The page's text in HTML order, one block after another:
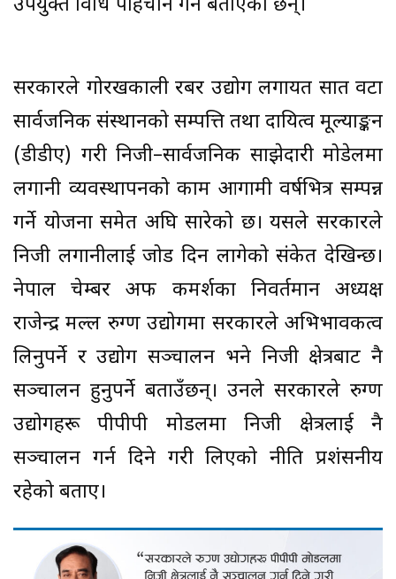
उपयुक्त विधि पहिचान गर्ने बताएका छन्।
सरकारले गोरखकाली रबर उद्योग लगायत सात वटा
सार्वजनिक संस्थानको सम्पत्ति तथा दायित्व मूल्याङ्कन
(डीडीए) गरी निजी–सार्वजनिक साझेदारी मोडेलमा
लगानी व्यवस्थापनको काम आगामी वर्षभित्र सम्पन्न
गर्ने योजना समेत अघि सारेको छ। यसले सरकारले
निजी लगानीलाई जोड दिन लागेको संकेत देखिन्छ।
नेपाल चेम्बर अफ कमर्शका निवर्तमान अध्यक्ष
राजेन्द्र मल्ल रुग्ण उद्योगमा सरकारले अभिभावकत्व
लिनुपर्ने र उद्योग सञ्चालन भने निजी क्षेत्रबाट नै
सञ्चालन हुनुपर्ने बताउँछन्। उनले सरकारले रुग्ण
उद्योगहरू पीपीपी मोडलमा निजी क्षेत्रलाई नै
सञ्चालन गर्न दिने गरी लिएको नीति प्रशंसनीय
रहेको बताए।